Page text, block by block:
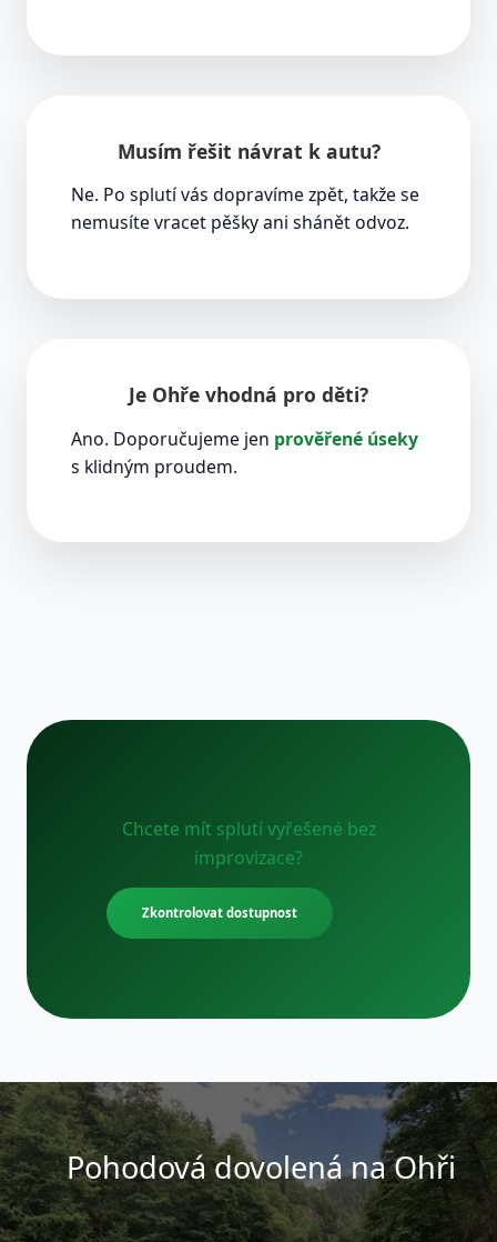
Musím řešit návrat k autu?
Ne. Po splutí vás dopravíme zpět, takže se
nemusíte vracet pěšky ani shánět odvoz.
Je Ohře vhodná pro děti?
Ano. Doporučujeme jen prověřené úseky
s klidným proudem.
Chcete mít splutí vyřešené bez
improvizace?
Zkontrolovat dostupnost
Pohodová dovolená na Ohři